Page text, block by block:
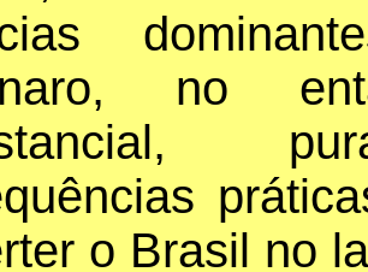
no
o Brasil no